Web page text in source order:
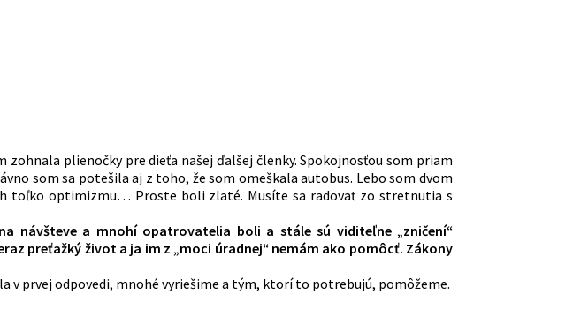
zohnala plienočky pre dieťa našej ďalšej členky. Spokojnosťou som priam
som sa potešila aj z toho, že som omeškala autobus. Lebo som dvom
toľko optimizmu… Proste boli zlaté. Musíte sa radovať zo stretnutia s
návšteve a mnohí opatrovatelia boli a stále sú viditeľne „zničení“
preťažký život a ja im z „moci úradnej“ nemám ako pomôcť. Zákony
v prvej odpovedi, mnohé vyriešime a tým, ktorí to potrebujú, pomôžeme.